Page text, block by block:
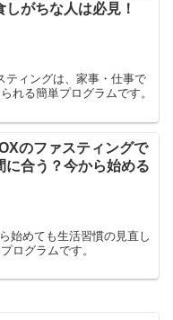
しがちな人は必見！
ティングは、家事・仕事で
れる簡単プログラムです。
のファスティングで
に合う？今から始める
始めても生活習慣の見直し
ログラムです。